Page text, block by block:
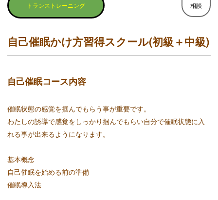
トランストレーニング
自己催眠かけ方習得スクール(初級＋中級)
自己催眠コース内容
催眠状態の感覚を掴んでもらう事が重要です。
わたしの誘導で感覚をしっかり掴んでもらい自分で催眠状態に入
れる事が出来るようになります。
基本概念
自己催眠を始める前の準備
催眠導入法
相談